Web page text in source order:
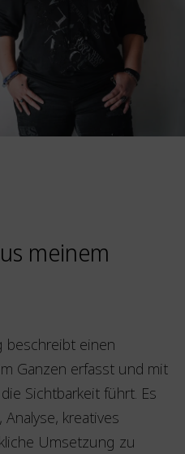
meinem
beschreibt einen
Ganzen erfasst und mit
Sichtbarkeit führt. Es
kreatives
Umsetzung zu